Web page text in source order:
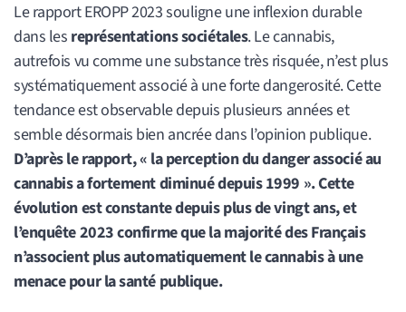
Le rapport EROPP 2023 souligne une inflexion durable
dans les représentations sociétales. Le cannabis,
autrefois vu comme une substance très risquée, n’est plus
systématiquement associé à une forte dangerosité. Cette
tendance est observable depuis plusieurs années et
semble désormais bien ancrée dans l’opinion publique.
D’après le rapport, « la perception du danger associé au
cannabis a fortement diminué depuis 1999 ». Cette
évolution est constante depuis plus de vingt ans, et
l’enquête 2023 confirme que la majorité des Français
n’associent plus automatiquement le cannabis à une
menace pour la santé publique.